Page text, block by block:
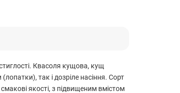
Квасоля кущова, кущ
так і дозріле насіння. Сорт
якості, з підвищеним вмістом